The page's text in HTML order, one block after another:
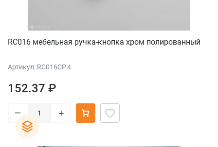
RC016 мебельная ручка-кнопка хром полированный
Артикул: RC016CP.4
152.37 ₽
– +